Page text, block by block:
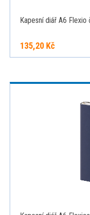
Kapesní diář A6 Flexio
135,20 Kč